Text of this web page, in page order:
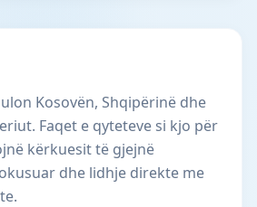
Kosovën, Shqipërinë dhe
Faqet e qyteteve si kjo për
kërkuesit të gjejnë
dhe lidhje direkte me